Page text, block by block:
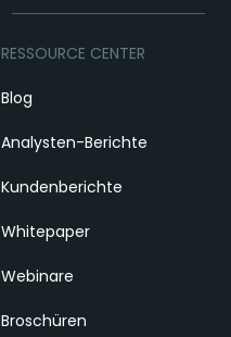
RESSOURCE CENTER
Blog
Analysten-Berichte
Kundenberichte
Whitepaper
Webinare
Broschüren